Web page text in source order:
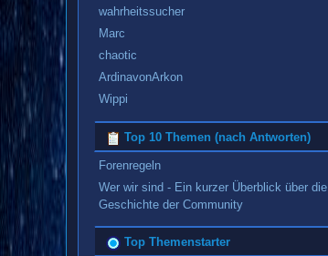
wahrheitssucher
Marc
chaotic
ArdinavonArkon
Wippi
Top 10 Themen (nach Antworten)
Forenregeln
Wer wir sind - Ein kurzer Überblick über die
Geschichte der Community
Top Themenstarter